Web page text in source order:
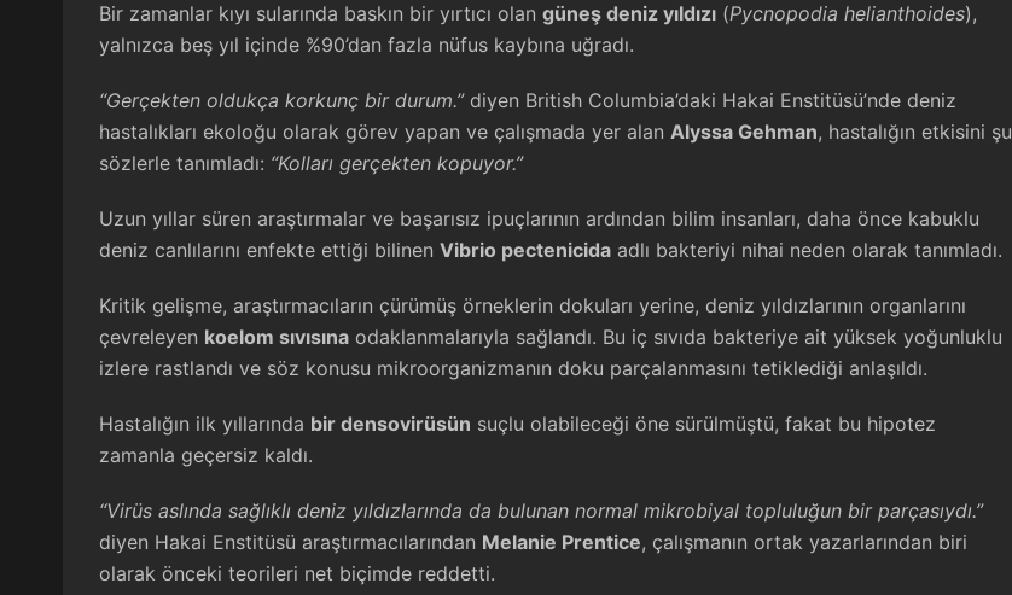
Bir zamanlar kıyı sularında baskın bir yırtıcı olan güneş deniz yıldızı (Pycnopodia helianthoides),
yalnızca beş yıl içinde %90’dan fazla nüfus kaybına uğradı.
“Gerçekten oldukça korkunç bir durum.”diyen British Columbia’daki Hakai Enstitüsü’nde deniz
hastalıkları ekoloğu olarak görev yapan ve çalışmada yer alan Alyssa Gehman, hastalığın etkisini şu
sözlerle tanımladı: “Kolları gerçekten kopuyor.”
Uzun yıllar süren araştırmalar ve başarısız ipuçlarının ardından bilim insanları, daha önce kabuklu
deniz canlılarını enfekte ettiği bilinen Vibrio pectenicida adlı bakteriyi nihai neden olarak tanımladı.
Kritik gelişme, araştırmacıların çürümüş örneklerin dokuları yerine, deniz yıldızlarının organlarını
çevreleyen koelom sıvısına odaklanmalarıyla sağlandı. Bu iç sıvıda bakteriye ait yüksek yoğunluklu
izlere rastlandı ve söz konusu mikroorganizmanın doku parçalanmasını tetiklediği anlaşıldı.
Hastalığın ilk yıllarında bir densovirüsün suçlu olabileceği öne sürülmüştü, fakat bu hipotez
zamanla geçersiz kaldı.
“Virüs aslında sağlıklı deniz yıldızlarında da bulunan normal mikrobiyal topluluğun bir parçasıydı.”
diyen Hakai Enstitüsü araştırmacılarından Melanie Prentice, çalışmanın ortak yazarlarından biri
olarak önceki teorileri net biçimde reddetti.